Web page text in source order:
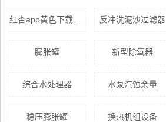
反冲洗泥沙过滤器
膨胀罐 新型除氧器
综合水处理器 水泵汽蚀余量
稳压膨胀罐 换热机组设备